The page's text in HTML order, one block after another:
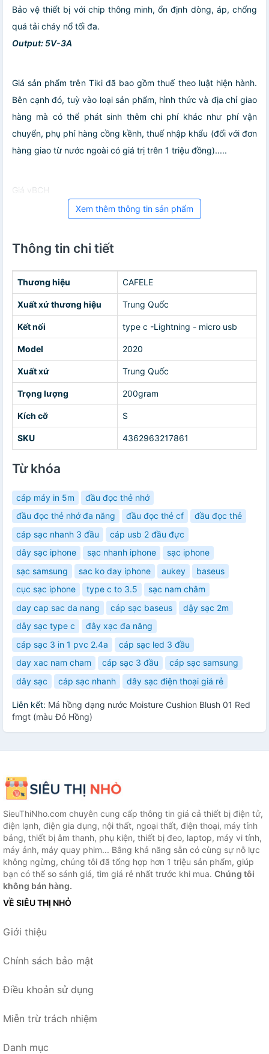
Bảo vệ thiết bị với chip thông minh, ổn định dòng, áp, chống
quá tải cháy nổ tối đa.
Output: 5V-3A
Giá sản phẩm trên Tiki đã bao gồm thuế theo luật hiện hành.
Bên cạnh đó, tuỳ vào loại sản phẩm, hình thức và địa chỉ giao
hàng mà có thể phát sinh thêm chi phí khác như phí vận
chuyển, phụ phí hàng cồng kềnh, thuế nhập khẩu (đối với đơn
hàng giao từ nước ngoài có giá trị trên 1 triệu đồng).....
Giá vBCH
Xem thêm thông tin sản phẩm
Thông tin chi tiết
Thương hiệu CAFELE
Xuất xứ thương hiệu Trung Quốc
Kết nối type c -Lightning - micro usb
Model 2020
Xuất xứ Trung Quốc
Trọng lượng 200gram
Kích cỡ S
SKU 4362963217861
Từ khóa
cáp máy in 5m
đầu đọc thẻ nhớ
đầu đọc thẻ nhớ đa năng
đầu đọc thẻ cf
đầu đọc thẻ
cáp sạc nhanh 3 đầu
cáp usb 2 đầu đực
dây sạc iphone
sạc nhanh iphone
sạc iphone
sạc samsung
sac ko day iphone aukey
baseus
cục sạc iphone
type c to 3.5
sạc nam châm
day cap sac da nang
cáp sạc baseus
dậy sạc 2m
dây sạc type c
đây xạc đa năng
cáp sạc 3 in 1 pvc 2.4a
cáp sạc led 3 đầu
day xac nam cham
cáp sạc 3 đầu
cáp sạc samsung
dây sạc
cáp sạc nhanh dây sạc điện thoại giá rẻ
Liên kết: Má hồng dạng nước Moisture Cushion Blush 01 Red
fmgt (màu Đỏ Hồng)
SieuThiNho.com chuyên cung cấp thông tin giá cả thiết bị điện tử,
điện lạnh, điện gia dụng, nội thất, ngoại thất, điện thoại, máy tính
bảng, thiết bị âm thanh, phụ kiện, thiết bị đeo, laptop, máy vi tính,
máy ảnh, máy quay phim... Bằng khả năng sẵn có cùng sự nỗ lực
không ngừng, chúng tôi đã tổng hợp hơn 1 triệu sản phẩm, giúp
bạn có thể so sánh giá, tìm giá rẻ nhất trước khi mua. Chúng tôi
không bán hàng.
VỀ SIÊU THỊ NHỎ
Giới thiệu
Chính sách bảo mật
Điều khoản sử dụng
Miễn trừ trách nhiệm
Danh mục